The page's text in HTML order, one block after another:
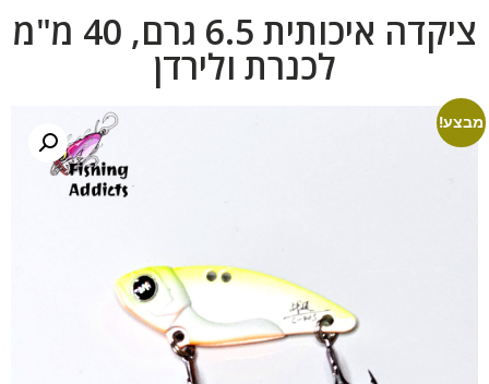
ציקדה איכותית 6.5 גרם, 40 מ"מ
לכנרת ולירדן
מבצע!